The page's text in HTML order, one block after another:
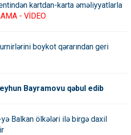
kartdan-karta əməliyyatlarla
- VİDEO
boykot qərarından geri
Bayramovu qəbul edib
Balkan ölkələri ilə birgə daxil